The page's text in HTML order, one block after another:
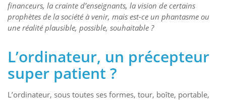
financeurs, la crainte d’enseignants, la vision de certains
prophètes de la société à venir, mais est-ce un phantasme ou
une réalité plausible, possible, souhaitable ?
L’ordinateur, un précepteur
super patient ?
L’ordinateur, sous toutes ses formes, tour, boîte, portable,